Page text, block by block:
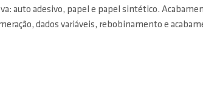
auto adesivo, papel e papel sintético.
dados variáveis, rebobinamento e